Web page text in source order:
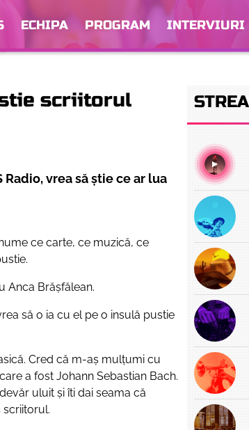
ECHIPA PROGRAM INTERVIURI
scriitorul
vrea să știe ce ar lua
ce carte, ce muzică, ce
Anca Brășfălean.
să o ia cu el pe o insulă pustie
Cred că m-aș mulțumi cu
a fost Johann Sebastian Bach.
uluit și îti dai seama că
scriitorul.